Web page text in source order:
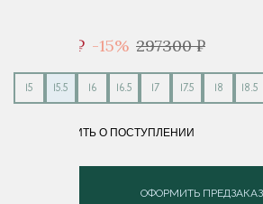
252 705 ₽ -15% 297300 ₽
15 15.5 16 16.5 17 17.5 18 18.5
СООБЩИТЬ О ПОСТУПЛЕНИИ
ОФОРМИТЬ ПРЕДЗАКАЗ